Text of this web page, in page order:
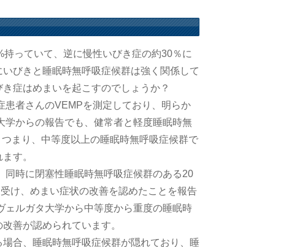
っていて、逆に慢性いびき症の約30％に
びきと睡眠時無呼吸症候群は強く関係して
症はめまいを起こすのでしょうか？
者さんのVEMPを測定しており、明らか
からの報告でも、健常者と軽度睡眠時無
まり、中等度以上の睡眠時無呼吸症候群で
す。
時に閉塞性睡眠時無呼吸症候群のある20
け、めまい症状の改善を認めたことを報告
ェルガタ大学から中等度から重度の睡眠時
善が認められています。
合、睡眠時無呼吸症候群が隠れており、睡